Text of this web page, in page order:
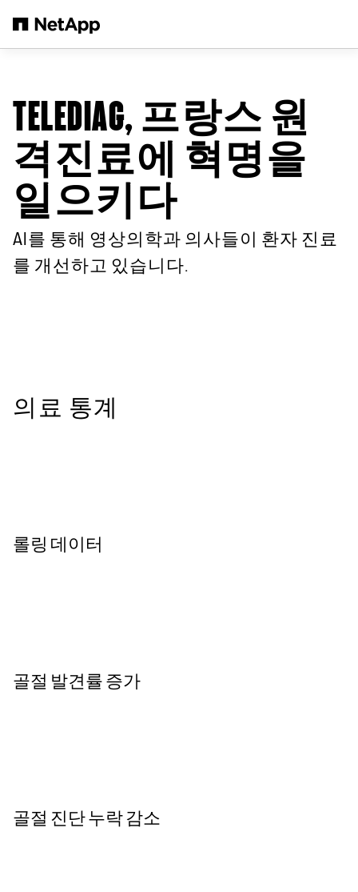
TELEDIAG, 프랑스 원
격진료에 혁명을
일으키다
AI를 통해 영상의학과 의사들이 환자 진료
를 개선하고 있습니다.
의료 통계
롤링 데이터
골절 발견률 증가
골절 진단 누락 감소